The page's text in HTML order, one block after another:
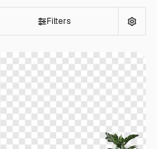
Filters